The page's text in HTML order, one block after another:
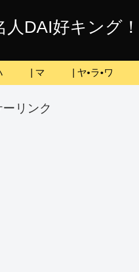
DAI好キング！
| マ | ヤ•ラ•ワ
リンク